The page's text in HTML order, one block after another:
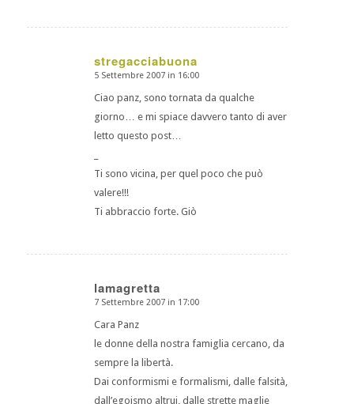
stregacciabuona
dice:
5 Settembre 2007 in 16:00
Ciao panz, sono tornata da qualche
giorno… e mi spiace davvero tanto di aver
letto questo post…
Ti sono vicina, per quel poco che può
valere!!!
Ti abbraccio forte. Giò
lamagretta
dice:
7 Settembre 2007 in 17:00
Cara Panz
le donne della nostra famiglia cercano, da
sempre la libertà.
Dai conformismi e formalismi, dalle falsità,
dall’egoismo altrui, dalle strette maglie